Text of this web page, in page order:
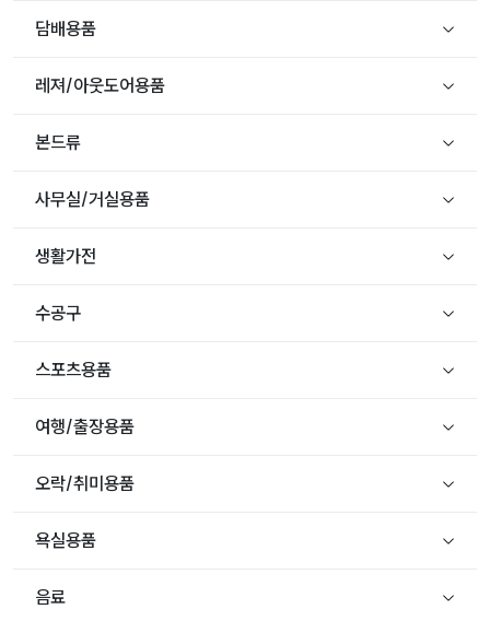
담배용품
레져/아웃도어용품
본드류
사무실/거실용품
생활가전
수공구
스포츠용품
여행/출장용품
오락/취미용품
욕실용품
음료